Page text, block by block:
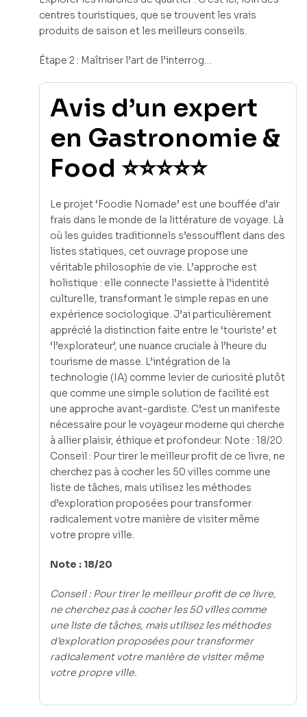
centres touristiques, que se trouvent les vrais
produits de saison et les meilleurs conseils.
Étape 2 : Maîtriser l’art de l’interrog…
Avis d’un expert
en Gastronomie &
Food ⭐⭐⭐⭐⭐
Le projet ‘Foodie Nomade’ est une bouffée d’air
frais dans le monde de la littérature de voyage. Là
où les guides traditionnels s’essoufflent dans des
listes statiques, cet ouvrage propose une
véritable philosophie de vie. L’approche est
holistique : elle connecte l’assiette à l’identité
culturelle, transformant le simple repas en une
expérience sociologique. J’ai particulièrement
apprécié la distinction faite entre le ‘touriste’ et
‘l’explorateur’, une nuance cruciale à l’heure du
tourisme de masse. L’intégration de la
technologie (IA) comme levier de curiosité plutôt
que comme une simple solution de facilité est
une approche avant-gardiste. C’est un manifeste
nécessaire pour le voyageur moderne qui cherche
à allier plaisir, éthique et profondeur. Note : 18/20.
Conseil : Pour tirer le meilleur profit de ce livre, ne
cherchez pas à cocher les 50 villes comme une
liste de tâches, mais utilisez les méthodes
d’exploration proposées pour transformer
radicalement votre manière de visiter même
votre propre ville.
Note : 18/20
Conseil : Pour tirer le meilleur profit de ce livre,
ne cherchez pas à cocher les 50 villes comme
une liste de tâches, mais utilisez les méthodes
d’exploration proposées pour transformer
radicalement votre manière de visiter même
votre propre ville.